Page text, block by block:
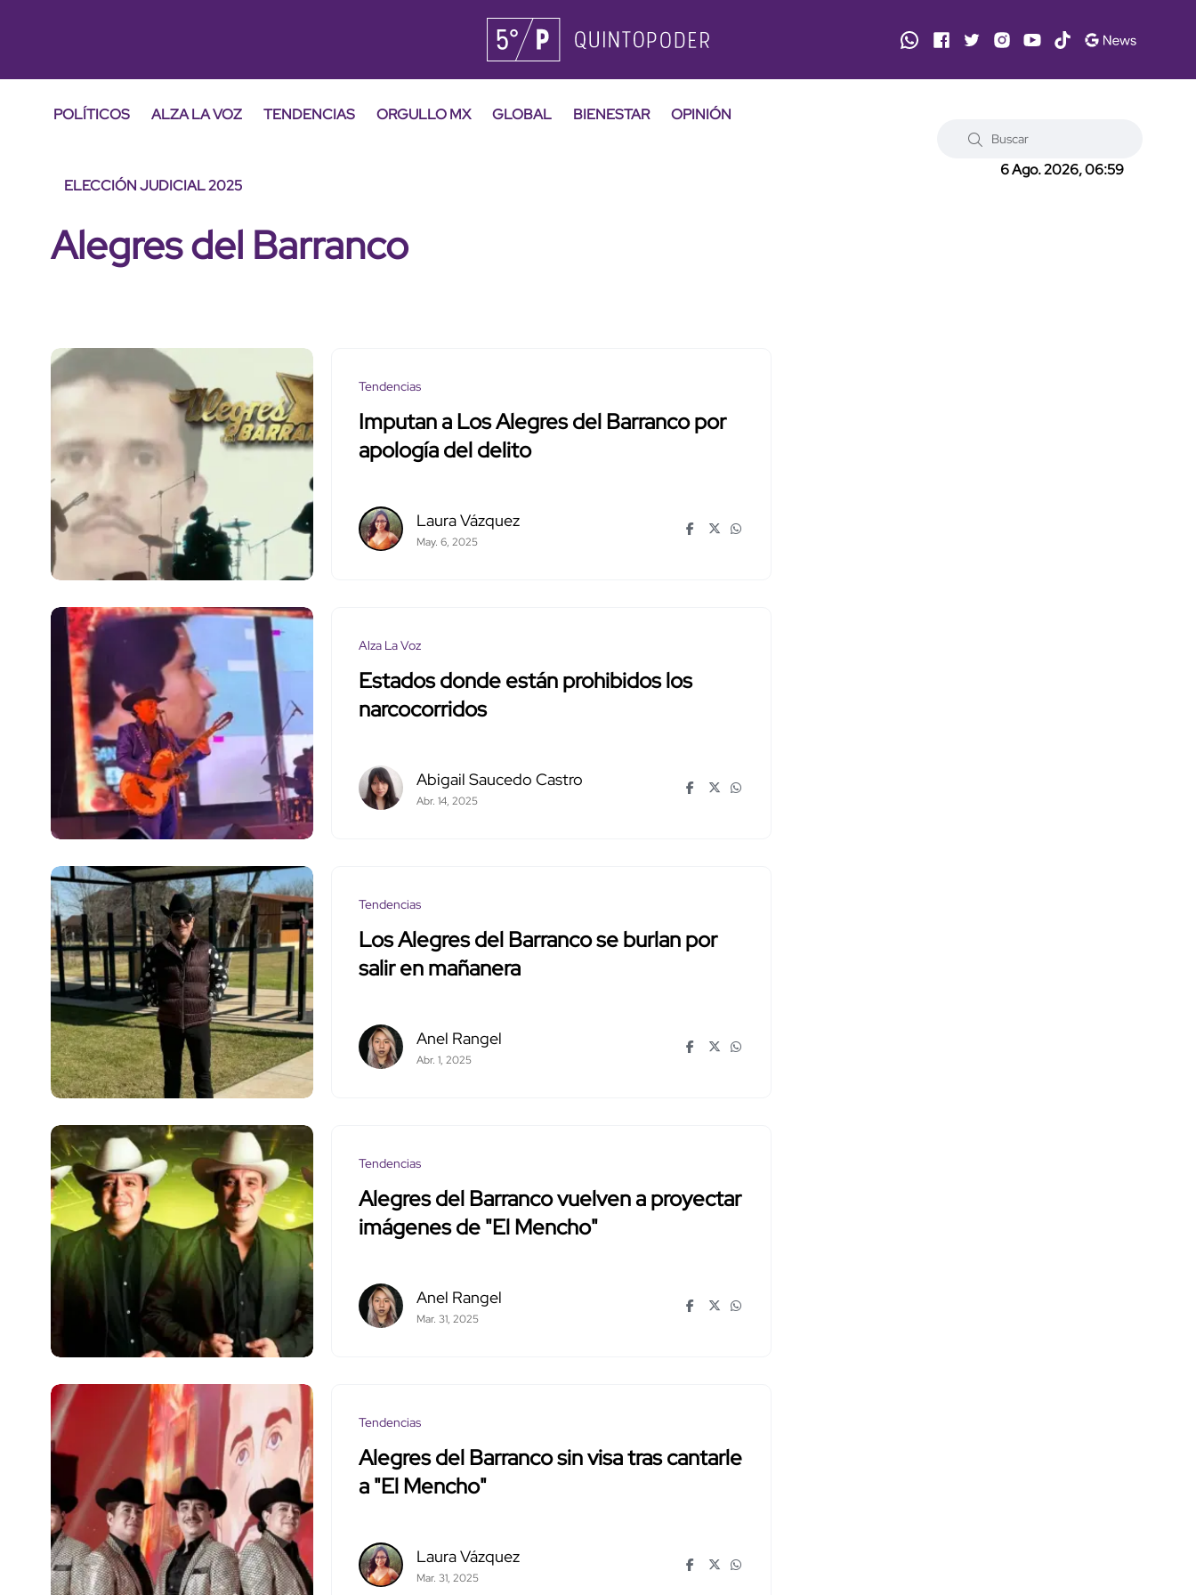
POLÍTICOS ALZA LA VOZ TENDENCIAS ORGULLO MX GLOBAL BIENESTAR OPINIÓN
ELECCIÓN JUDICIAL 2025
6 Ago. 2026, 06:59
Alegres del Barranco
Tendencias
Imputan a Los Alegres del Barranco por
apología del delito
Laura Vázquez
May. 6, 2025
Alza La Voz
Estados donde están prohibidos los
narcocorridos
Abigail Saucedo Castro
Abr. 14, 2025
Tendencias
Los Alegres del Barranco se burlan por
salir en mañanera
Anel Rangel
Abr. 1, 2025
Tendencias
Alegres del Barranco vuelven a proyectar
imágenes de "El Mencho"
Anel Rangel
Mar. 31, 2025
Tendencias
Alegres del Barranco sin visa tras cantarle
a "El Mencho"
Laura Vázquez
Mar. 31, 2025